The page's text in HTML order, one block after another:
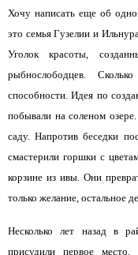
Хочу написать еще об
это семья Гузелии и
Уголок красоты,
рыбнослободцев.
способности. Идея по
побывали на соленом
саду. Напротив беседки
смастерили горшки с
корзине из ивы. Они
только желание, остальное
Несколько лет назад в
присудили первое